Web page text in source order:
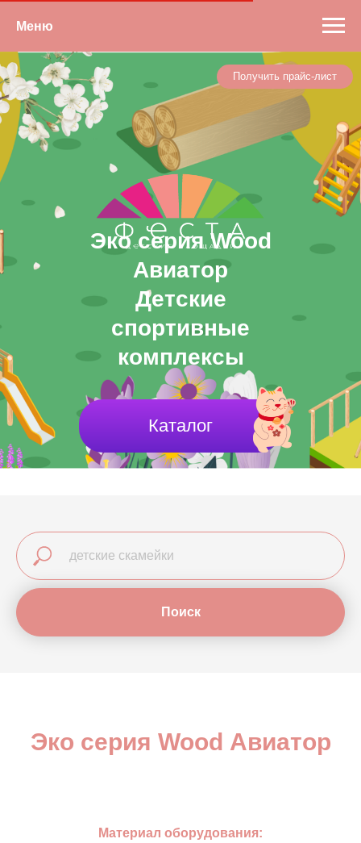
Меню
Получить прайс-лист
Эко серия Wood
Авиатор
Детские
спортивные
комплексы
Каталог
Поиск
Эко серия Wood Авиатор
Материал оборудования: